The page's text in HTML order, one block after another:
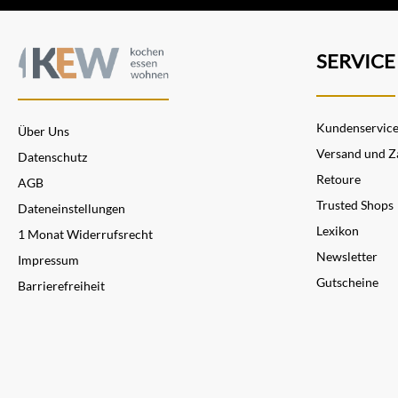
Über Uns
Datenschutz
AGB
Dateneinstellungen
1 Monat Widerrufsrecht
Impressum
Barrierefreiheit
SERVICE
Kundenservice
Versand und
Retoure
Trusted Shops
Lexikon
Newsletter
Gutscheine